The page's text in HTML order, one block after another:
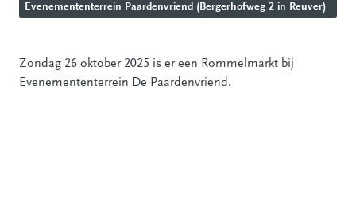
Evenemententerrein Paardenvriend (Bergerhofweg 2 in Reuver)
Zondag 26 oktober 2025 is er een Rommelmarkt bij
Evenemententerrein De Paardenvriend.